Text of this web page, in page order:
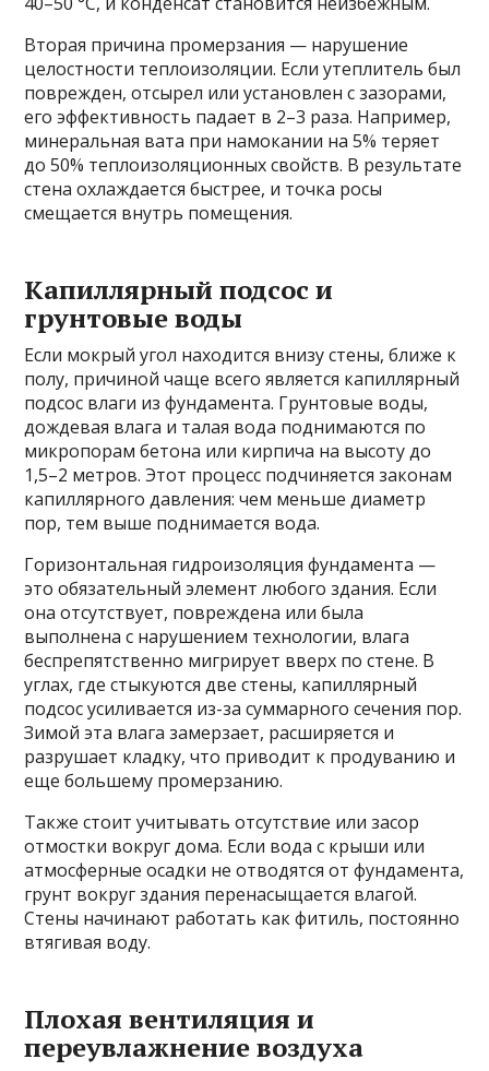
Вторая причина промерзания — нарушение
целостности теплоизоляции. Если утеплитель был
поврежден, отсырел или установлен с зазорами,
его эффективность падает в 2–3 раза. Например,
минеральная вата при намокании на 5% теряет
до 50% теплоизоляционных свойств. В результате
стена охлаждается быстрее, и точка росы
смещается внутрь помещения.
Капиллярный подсос и
грунтовые воды
Если мокрый угол находится внизу стены, ближе к
полу, причиной чаще всего является капиллярный
подсос влаги из фундамента. Грунтовые воды,
дождевая влага и талая вода поднимаются по
микропорам бетона или кирпича на высоту до
1,5–2 метров. Этот процесс подчиняется законам
капиллярного давления: чем меньше диаметр
пор, тем выше поднимается вода.
Горизонтальная гидроизоляция фундамента —
это обязательный элемент любого здания. Если
она отсутствует, повреждена или была
выполнена с нарушением технологии, влага
беспрепятственно мигрирует вверх по стене. В
углах, где стыкуются две стены, капиллярный
подсос усиливается из-за суммарного сечения пор.
Зимой эта влага замерзает, расширяется и
разрушает кладку, что приводит к продуванию и
еще большему промерзанию.
Также стоит учитывать отсутствие или засор
отмостки вокруг дома. Если вода с крыши или
атмосферные осадки не отводятся от фундамента,
грунт вокруг здания перенасыщается влагой.
Стены начинают работать как фитиль, постоянно
втягивая воду.
Плохая вентиляция и
переувлажнение воздуха